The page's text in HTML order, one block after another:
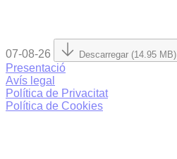
07-08-26 Descarregar (14.95 MB)
Presentació
Avís legal
Política de Privacitat
Política de Cookies